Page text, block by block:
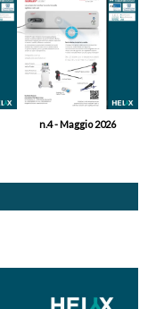
n.4 - Maggio 2026